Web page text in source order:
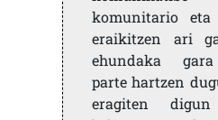
komunitario eta
eraikitzen ari
ehundaka
parte hartzen
eragiten digun